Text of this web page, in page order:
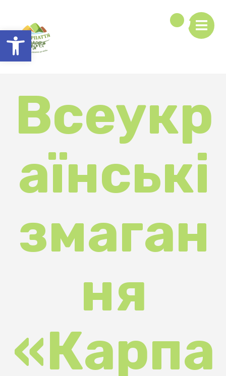
Відкрити Панель інструментів
Всеукр
аїнські
змаган
ня
«Карпа
тський